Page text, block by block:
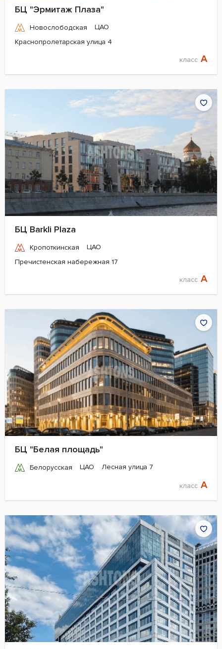
БЦ "Эрмитаж Плаза"
Новослободская
ЦАО
Краснопролетарская улица 4
класс A
БЦ Barkli Plaza
Кропоткинская
ЦАО
Пречистенская набережная 17
класс A
БЦ "Белая площадь"
Белорусская ЦАО Лесная улица 7
класс A